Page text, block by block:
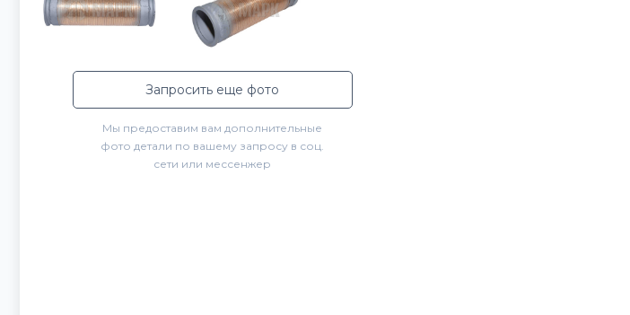
Запросить еще фото
Мы предоставим вам дополнительные
фото детали по вашему запросу в соц.
сети или мессенжер